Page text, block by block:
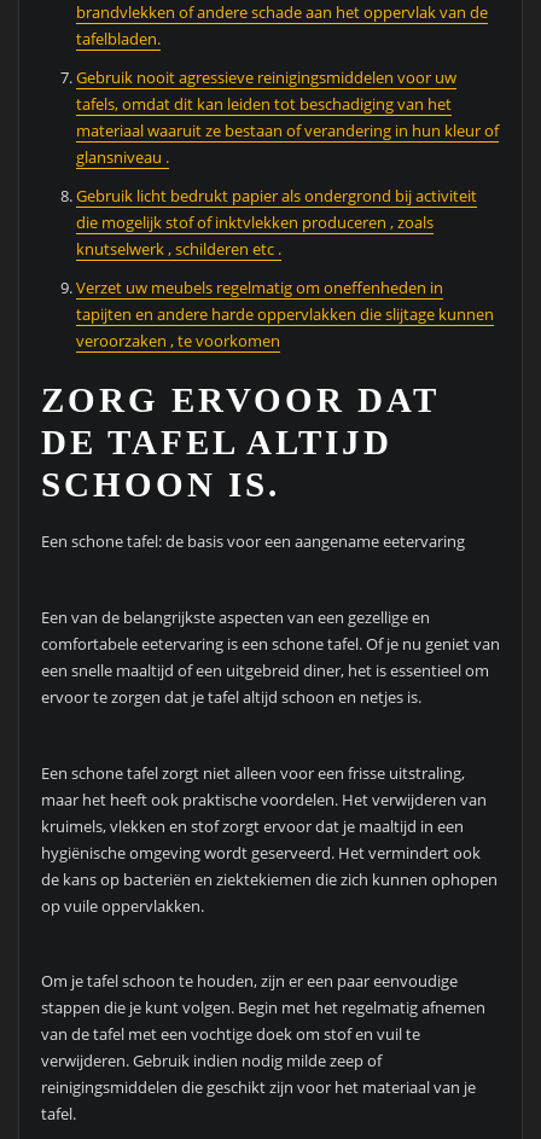
brandvlekken of andere schade aan het oppervlak van de
tafelbladen.
Gebruik nooit agressieve reinigingsmiddelen voor uw
tafels, omdat dit kan leiden tot beschadiging van het
materiaal waaruit ze bestaan ​​of verandering in hun kleur of
glansniveau .
Gebruik licht bedrukt papier als ondergrond bij activiteit
die mogelijk stof of inktvlekken produceren , zoals
knutselwerk , schilderen etc .
Verzet uw meubels regelmatig om oneffenheden in
tapijten en andere harde oppervlakken die slijtage kunnen
veroorzaken , te voorkomen
ZORG ERVOOR DAT
DE TAFEL ALTIJD
SCHOON IS.
Een schone tafel: de basis voor een aangename eetervaring
Een van de belangrijkste aspecten van een gezellige en
comfortabele eetervaring is een schone tafel. Of je nu geniet van
een snelle maaltijd of een uitgebreid diner, het is essentieel om
ervoor te zorgen dat je tafel altijd schoon en netjes is.
Een schone tafel zorgt niet alleen voor een frisse uitstraling,
maar het heeft ook praktische voordelen. Het verwijderen van
kruimels, vlekken en stof zorgt ervoor dat je maaltijd in een
hygiënische omgeving wordt geserveerd. Het vermindert ook
de kans op bacteriën en ziektekiemen die zich kunnen ophopen
op vuile oppervlakken.
Om je tafel schoon te houden, zijn er een paar eenvoudige
stappen die je kunt volgen. Begin met het regelmatig afnemen
van de tafel met een vochtige doek om stof en vuil te
verwijderen. Gebruik indien nodig milde zeep of
reinigingsmiddelen die geschikt zijn voor het materiaal van je
tafel.